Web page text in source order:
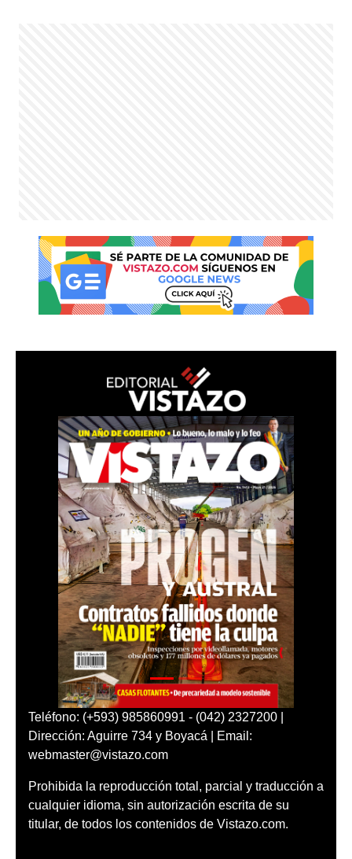
Teléfono: (+593) 985860991 - (042) 2327200 |
Dirección: Aguirre 734 y Boyacá | Email:
webmaster@vistazo.com
Prohibida la reproducción total, parcial y traducción a
cualquier idioma, sin autorización escrita de su
titular, de todos los contenidos de Vistazo.com.